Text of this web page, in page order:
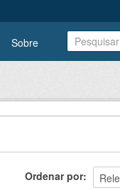
Sobre
Ordenar por